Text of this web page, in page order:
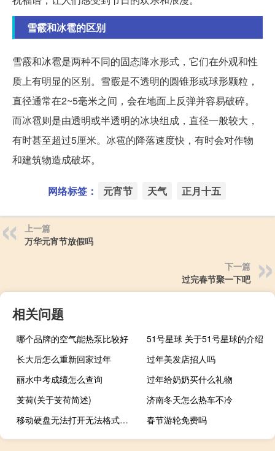
雪霰和冰雹的区别
雪霰和冰雹是两种不同的固态降水形式，它们在外观和性
质上有明显的区别。雪霰是不透明的圆锥形或球形颗粒，
直径通常在2~5毫米之间，会在地面上反弹并容易破碎。
而冰雹则是由透明或半透明的冰块组成，直径一般较大，
有时甚至超过5厘米。冰雹的降落速度快，有时会对作物
和建筑物造成破坏。
网络标签： 元宵节 天气 正月十五
上一篇
万华元宵节放假吗
下一篇
过完春节聚一下吧
相关问题
哪个品牌的空气能热泵比较好
51号星球 关于51号星球的介绍
长大后怎么重新回家过年
过年美发店招人吗
丽水中考成绩怎么查询
过年给奶奶买什么礼物
芰荷(关于芰荷简述)
济南冬天怎么热车不冷
移动硬盘无法打开无法格式化（移动硬盘无法打开）
春节游轮免费吗